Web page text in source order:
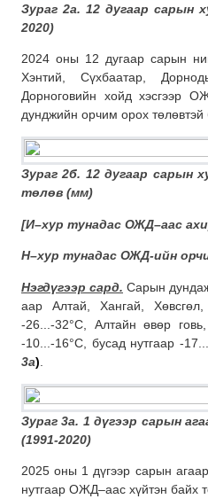
Зураг 2а. 12 дугаар сарын
2020)
2024 оны 12 дугаар сарын
Хэнтий, Сүхбаатар,
Дорноговийн хойд хэсгээр
дунджийн орчим орох төлөвтэй
Зураг 2б. 12 дугаар сарын
төлөв (мм)
[И–хур тунадас ОЖД–аас
Н–хур тунадас ОЖД-ийн
Нэгдүгээр сард. Сарын
аар Алтай, Хангай, Хөвсгөл,
-26...-32°С, Алтайн өвөр
-10...-16°С, бусад нутгаар -
3а)
Зураг 3а. 1 дүгээр сарын
(1991-2020)
2025 оны 1 дүгээр сарын
нутгаар ОЖД–аас хүйтэн байх